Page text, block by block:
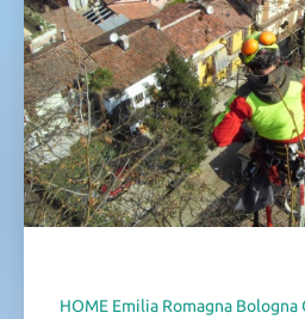
HOME Emilia Romagna Bologna